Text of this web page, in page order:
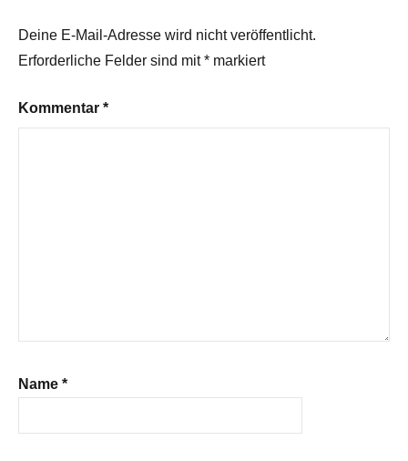
Deine E-Mail-Adresse wird nicht veröffentlicht.
Erforderliche Felder sind mit* markiert
Kommentar *
Name *